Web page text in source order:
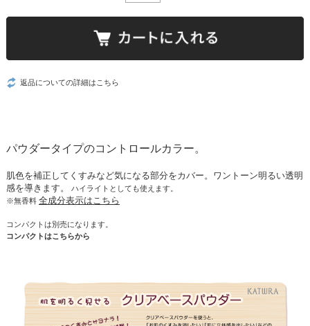
返品についての詳細はこちら
パウダータイプのコントロールカラー。
肌色を補正してくすみなど気になる部分をカバー。ワントーン明るい透明
感を導きます。
ハイライトとしても使えます。
※無香料 全成分表示はこちら
コンパクトは別売になります。
コンパクトはこちらから